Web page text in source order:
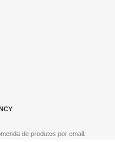
de produtos por email.